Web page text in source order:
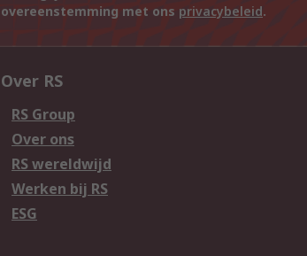
overeenstemming met ons privacybeleid.
Over RS
RS Group
Over ons
RS wereldwijd
Werken bij RS
ESG